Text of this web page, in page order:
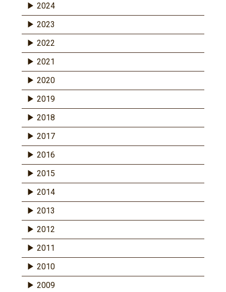
2024
2023
2022
2021
2020
2019
2018
2017
2016
2015
2014
2013
2012
2011
2010
2009